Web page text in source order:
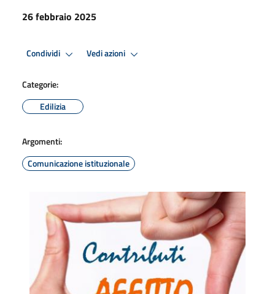
26 febbraio 2025
Condividi Vedi azioni
Categorie:
Edilizia
Argomenti:
Comunicazione istituzionale